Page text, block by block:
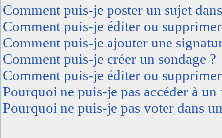
Comment puis-je poster un sujet
Comment puis-je éditer ou supprimer
Comment puis-je ajouter une
Comment puis-je créer un sondage ?
Comment puis-je éditer ou
Pourquoi ne puis-je pas accéder à
Pourquoi ne puis-je pas voter dans